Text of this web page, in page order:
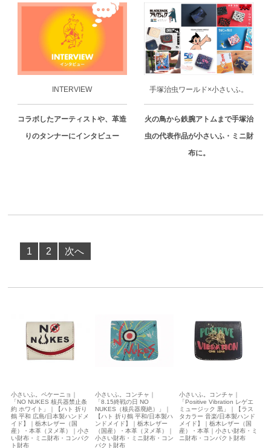
INTERVIEW
コラボしたアーティストや、革造
りのタンナーにインタビュー
手塚治虫ワールド×小さいふ。
火の鳥から鉄腕アトムまで手塚治
虫の代表作品が小さいふ・ミニ財
布に。
1 2 次へ
小さいふ。ペケーニョ｜
「NO NUKES 核兵器禁止条
約 ホワイト」｜【ハト 折り
鶴 平和 広島/日本製ハンドメ
イド】｜栃木レザー（国
産）・本革（ヌメ革）｜小さ
い財布・ミニ財布・コンパク
ト財布
小さいふ。コンチャ｜
「8.15終戦の日 NO
NUKES（核兵器廃絶）」｜
【ハト 折り鶴 平和/日本製ハ
ンドメイド】｜栃木レザー
（国産）・本革（ヌメ革）｜
小さい財布・ミニ財布・コン
パクト財布
小さいふ。コンチャ｜
「Positive Vibration レゲエ
ミュージック 黒」｜【ラス
タカラー 音楽/日本製ハンド
メイド】｜栃木レザー（国
産）・本革｜小さい財布・ミ
ニ財布・コンパクト財布